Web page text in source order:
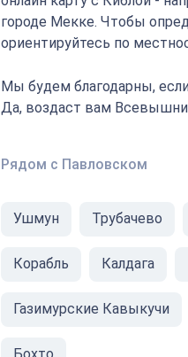
городе Мекке. Чтобы
ориентируйтесь по
Мы будем благодарны,
Да, воздаст вам
Рядом с Павловском
Ушмун Трубачево
Корабль Калдага
Газимурские Кавыкучи